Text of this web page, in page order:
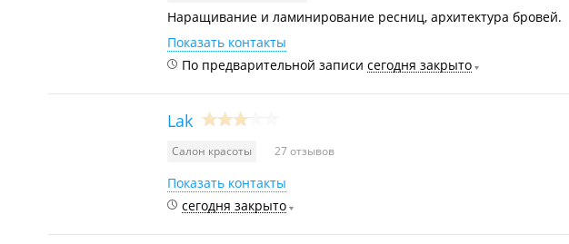
Наращивание и ламинирование ресниц, архитектура бровей.
Показать контакты
По предварительной записи сегодня закрыто
Lak
Салон красоты 27 отзывов
Показать контакты
сегодня закрыто